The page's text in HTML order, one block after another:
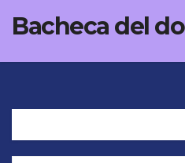
Bacheca del